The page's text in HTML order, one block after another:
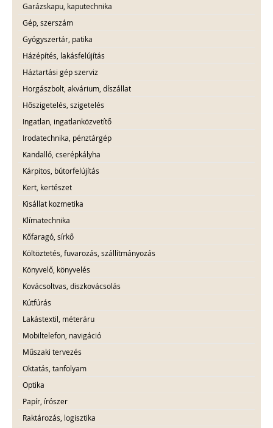
Garázskapu, kaputechnika
Gép, szerszám
Gyógyszertár, patika
Házépítés, lakásfelújítás
Háztartási gép szerviz
Horgászbolt, akvárium, díszállat
Hőszigetelés, szigetelés
Ingatlan, ingatlanközvetítő
Irodatechnika, pénztárgép
Kandalló, cserépkályha
Kárpitos, bútorfelújítás
Kert, kertészet
Kisállat kozmetika
Klímatechnika
Kőfaragó, sírkő
Költöztetés, fuvarozás, szállítmányozás
Könyvelő, könyvelés
Kovácsoltvas, diszkovácsolás
Kútfúrás
Lakástextil, méteráru
Mobiltelefon, navigáció
Műszaki tervezés
Oktatás, tanfolyam
Optika
Papír, írószer
Raktározás, logisztika